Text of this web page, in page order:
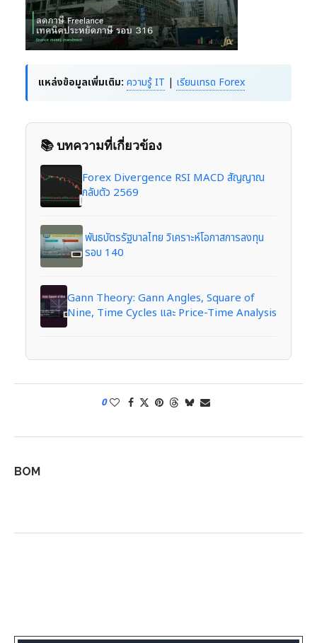
แหล่งข้อมูลเพิ่มเติม: ความรู้ IT | เรียนเทรด Forex
📚 บทความที่เกี่ยวข้อง
Forex Divergence RSI MACD สัญญาณ
กลับตัว 2569
พันธบัตรรัฐบาลไทย วิเคราะห์โอกาสการลงทุน
รอบ 140
Gann Theory: Gann Angles, Square of
Nine, Time Cycles และ Price-Time Analysis
0
BOM